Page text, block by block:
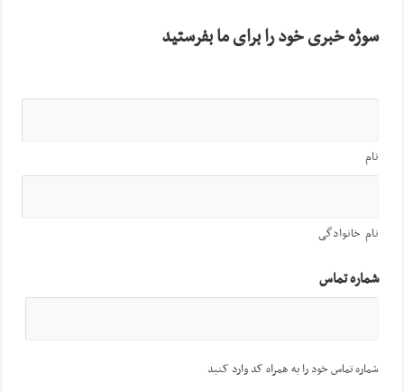
سوژه خبری خود را برای ما بفرستید
نام
نام خانوادگی
شماره تماس
شماره تماس خود را به همراه کد وارد کنید